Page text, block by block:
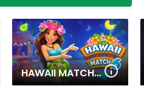
HAWAII MATCH 6